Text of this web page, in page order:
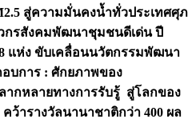
สู่ความมั่นคงน้ำทั่วประเทศศุภ
กรสังคมพัฒนาชุมชนดีเด่น ปี
แห่ง ขับเคลื่อนนวัตกรรมพัฒนา
อบการ : ศักยภาพของ
ากหลายทางการรับรู้ สู่โลกของ
ว้ารางวัลนานาชาติกว่า 400 ผล